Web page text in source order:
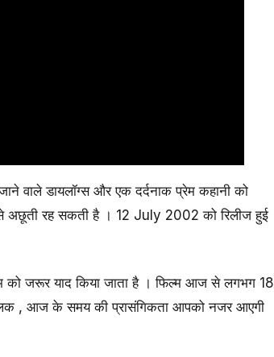
वाले डायलॉग्स और एक दर्दनाक प्रेम कहानी को
रह सकती है । 12 July 2002 को रिलीज हुई
जरूर याद किया जाता है । फिल्म आज से लगभग 18
, आज के समय की प्रासंगिकता आपको नजर आएगी